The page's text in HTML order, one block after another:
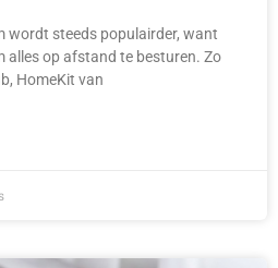
wordt steeds populairder, want
alles op afstand te besturen. Zo
HomeKit van